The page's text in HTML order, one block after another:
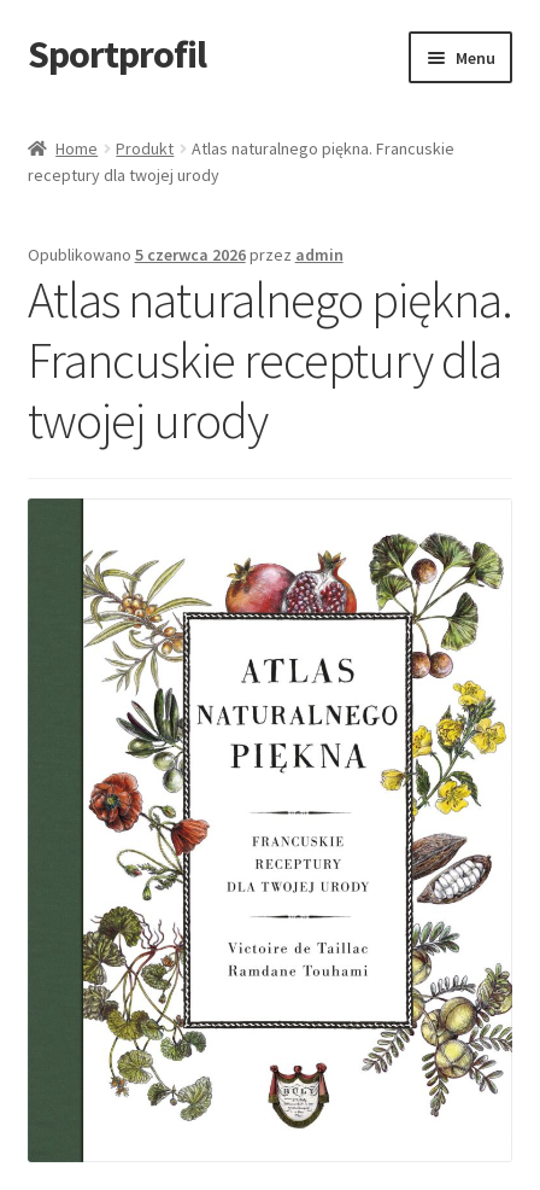
Przejdź
do
Przejdź
do
Sportprofil Menu
Blog
Koszyk
Home Produkt
Atlas naturalnego piękna. Francuskie
receptury dla twojej urody
Opublikowano 5 czerwca 2026przez admin
Atlas naturalnego piękna.
Francuskie receptury dla
twojej urody